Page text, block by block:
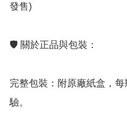
發售)
🛡️ 關於正品與包裝：
完整包裝：附原廠紙盒，
驗。